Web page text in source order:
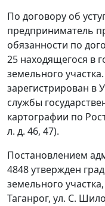
По договору об
предприниматель
обязанности по
25 находящегося в
земельного
зарегистрирован в
службы
картографии по
л. д. 46, 47).
Постановлением
4848 утвержден
земельного
Таганрог, ул. С.